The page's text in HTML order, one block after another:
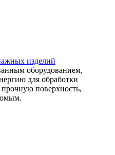
изделий
оборудованием,
для обработки
поверхность,